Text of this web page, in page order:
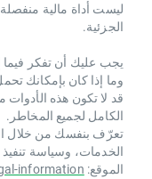
ليست أداة مالية
الجزئية.
يجب عليك أن تفكر فيما
وما إذا كان بإمكانك
قد لا تكون هذه الأدوات
الكامل لجميع المخاطر.
تعرّف بنفسك من خلال
الخدمات، وسياسة تنفيذ
الموقع: information